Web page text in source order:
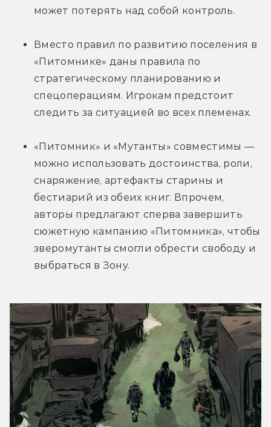
может потерять над собой контроль.
Вместо правил по развитию поселения в
«Питомнике» даны правила по
стратегическому планированию и
спецоперациям. Игрокам предстоит
следить за ситуацией во всех племенах.
«Питомник» и «Мутанты» совместимы —
можно использовать достоинства, роли,
снаряжение, артефакты старины и
бестиарий из обеих книг. Впрочем,
авторы предлагают сперва завершить
сюжетную кампанию «Питомника», чтобы
зверомутанты смогли обрести свободу и
выбраться в Зону.